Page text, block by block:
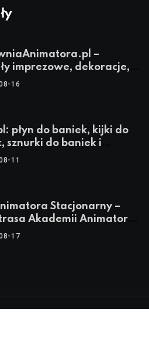
–
imprezowe, dekoracje,
akcesoria dla animatorów
16
płyn do baniek, kijki do
sznurki do baniek i
do baniek
11
Stacjonarny –
Akademii Animatora
2025
17